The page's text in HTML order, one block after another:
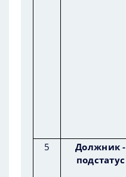
5
Должник -
подстатус